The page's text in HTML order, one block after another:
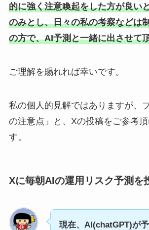
的に強く注意喚起をした方が良い
のみとし、日々の私の考察などは
の方で、AI予測と一緒に出させて
ご理解を賜れれば幸いです。
私の個人的見解ではありますが、
の注意点」と、Xの投稿をご参考
す。
Xに毎朝AIの運用リスク予測を
現在、AI(chatGPT)が